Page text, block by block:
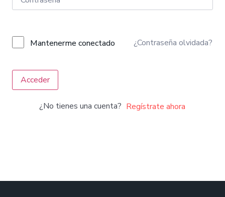
Mantenerme conectado ¿Contraseña olvidada?
Acceder
¿No tienes una cuenta? Regístrate ahora